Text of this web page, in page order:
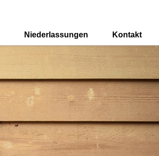
Niederlassungen Kontakt